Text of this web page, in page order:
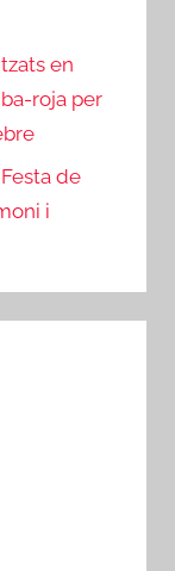
en
roja per
de
i